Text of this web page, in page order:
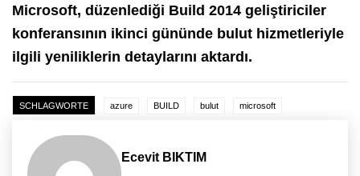
Microsoft, düzenlediği Build 2014 geliştiriciler
konferansının ikinci gününde bulut hizmetleriyle
ilgili yeniliklerin detaylarını aktardı.
SCHLAGWORTE azure BUILD bulut microsoft
Ecevit BIKTIM